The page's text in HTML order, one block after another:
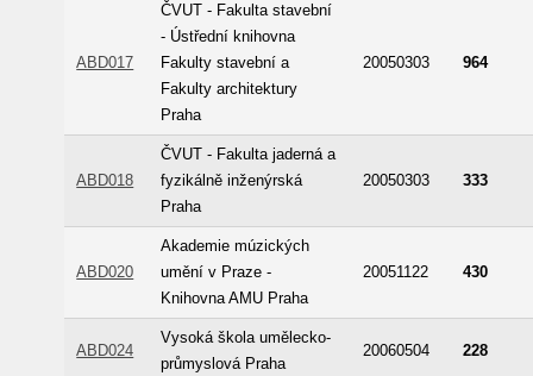
ABD017
ČVUT - Fakulta stavební
- Ústřední knihovna
Fakulty stavební a
Fakulty architektury
Praha
20050303 964
ABD018
ČVUT - Fakulta jaderná a
fyzikálně inženýrská
Praha
20050303 333
ABD020
Akademie múzických
umění v Praze -
Knihovna AMU Praha
20051122 430
ABD024
Vysoká škola umělecko-
průmyslová Praha
20060504 228